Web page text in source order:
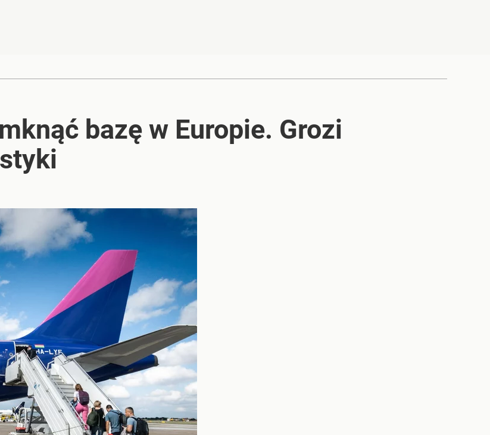
bazę w Europie. Grozi